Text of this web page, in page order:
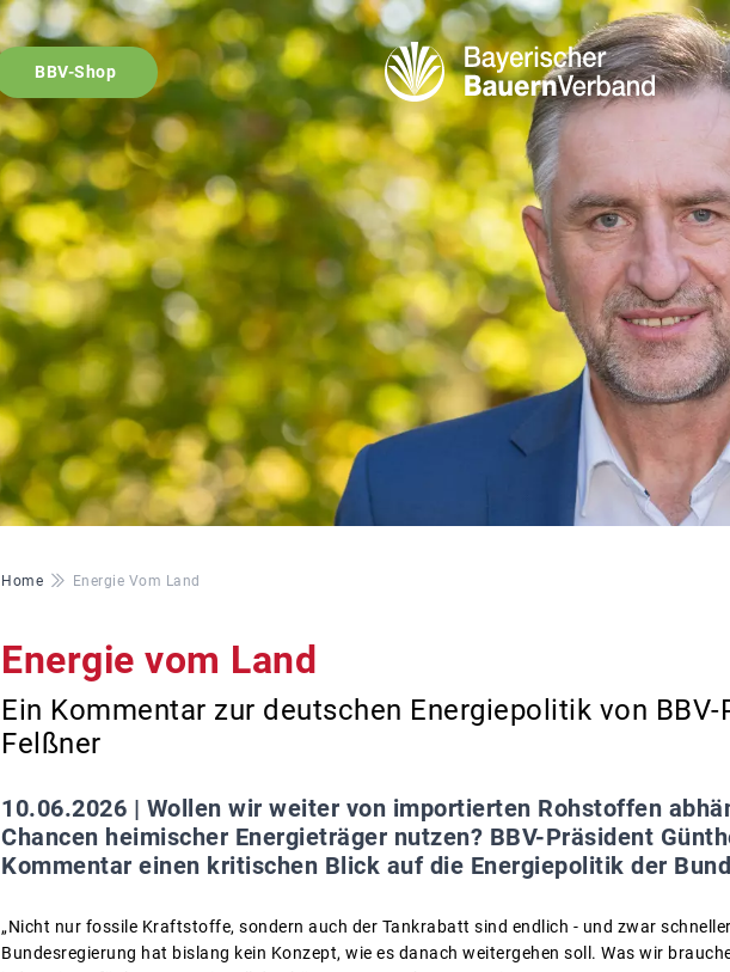
BBV-Shop
Pfadnavigation
Home Energie Vom Land
Energie vom Land
Ein Kommentar zur deutschen Energiepolitik von
Felßner
10.06.2026 | Wollen wir weiter von importierten Rohstoffen
Chancen heimischer Energieträger nutzen? BBV-Präsident
Kommentar einen kritischen Blick auf die Energiepolitik der
„Nicht nur fossile Kraftstoffe, sondern auch der Tankrabatt sind endlich - und zwar
Bundesregierung hat bislang kein Konzept, wie es danach weitergehen soll. Was wir